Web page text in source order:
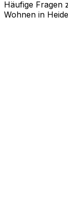
Häufige Fragen
Wohnen in